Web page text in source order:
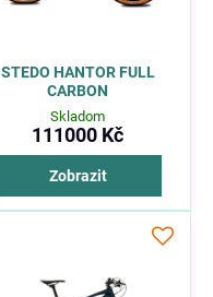
STEDO HANTOR FULL
CARBON
Skladom
111000 Kč
Zobrazit